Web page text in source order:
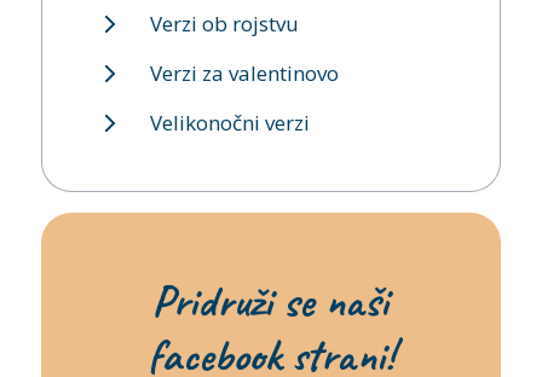
Verzi ob rojstvu
Verzi za valentinovo
Velikonočni verzi
Pridruži se naši
facebook strani!